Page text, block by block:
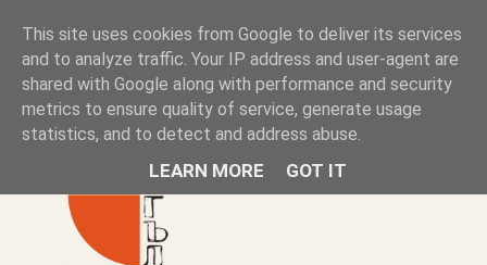
Книжен ъгъл
Блог на книжарницата — класации, откъси, нови книги
ул. „Оборище" 117, София· пон–пет 10:00–19:00 ·
This site uses cookies from Google to deliver its services
and to analyze traffic. Your IP address and user-agent are
shared with Google along with performance and security
metrics to ensure quality of service, generate usage
statistics, and to detect and address abuse.
LEARN MORE GOT IT